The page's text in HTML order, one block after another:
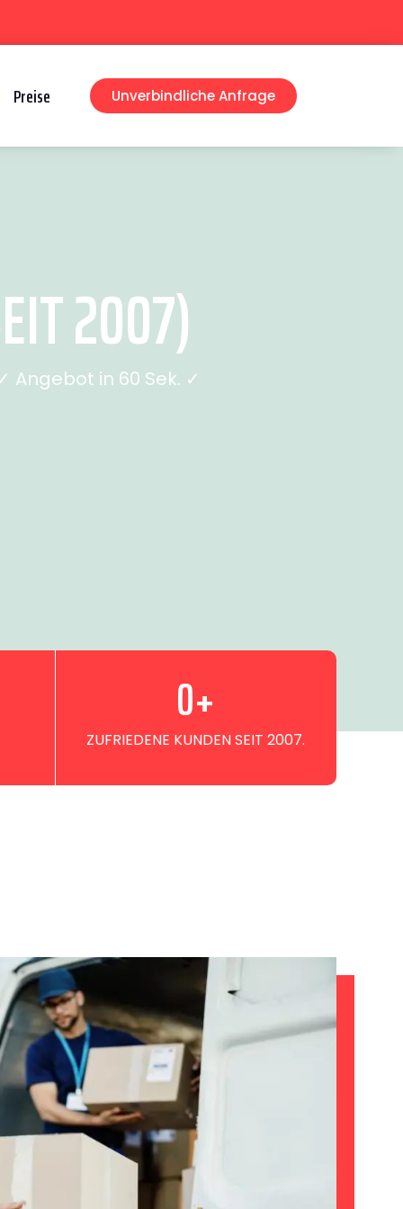
Preise Unverbindliche Anfrage
2007)
Angebot in 60 Sek. ✓
ZUFRIEDENE KUNDEN SEIT 2007.
0+